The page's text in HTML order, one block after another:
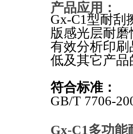
产品应用：
Gx-C1型耐刮
版感光层耐
有效分析印
低及其它产
符合标准：
GB/T 7706-
Gx-C1多功能